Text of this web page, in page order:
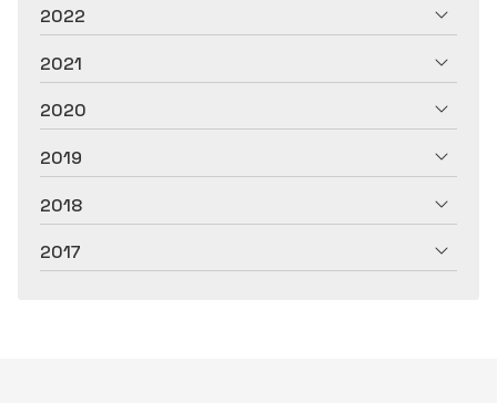
2022
2021
2020
2019
2018
2017